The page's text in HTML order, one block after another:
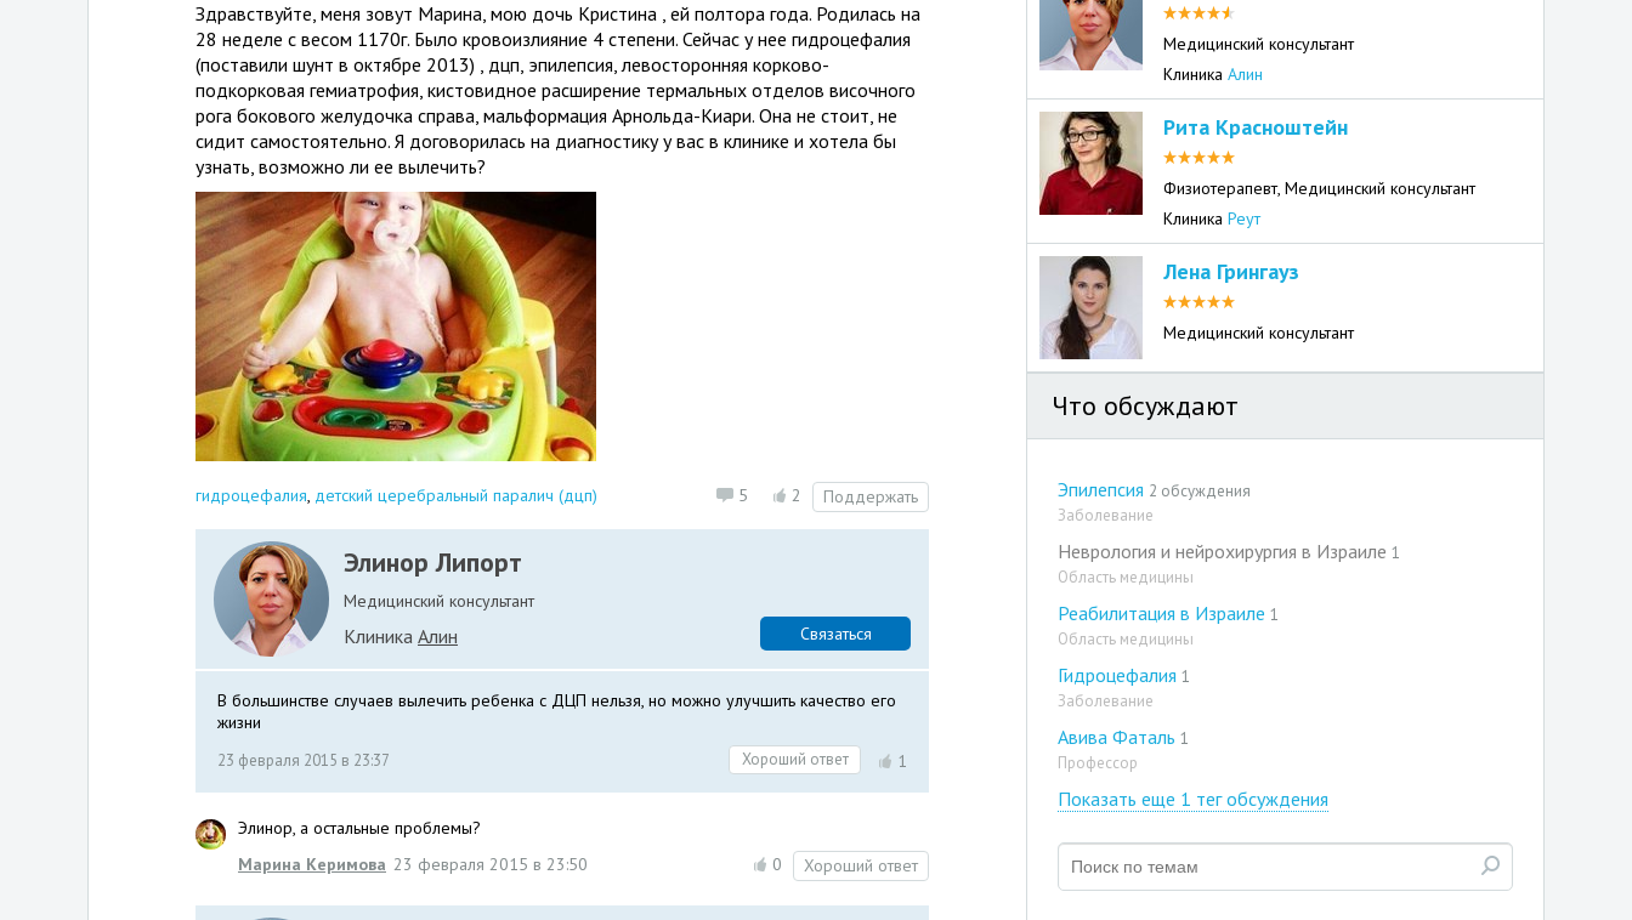
Здравствуйте, меня зовут Марина, мою дочь Кристина , ей полтора года. Родилась на
28 неделе с весом 1170г. Было кровоизлияние 4 степени. Сейчас у нее гидроцефалия
(поставили шунт в октябре 2013) , дцп, эпилепсия, левосторонняя корково-
подкорковая гемиатрофия, кистовидное расширение термальных отделов височного
рога бокового желудочка справа, мальформация Арнольда-Киари. Она не стоит, не
сидит самостоятельно. Я договорилась на диагностику у вас в клинике и хотела бы
узнать, возможно ли ее вылечить?
5 2 Поддержать
гидроцефалия, детский церебральный паралич (дцп)
Элинор Липорт
Медицинский консультант
Клиника Алин Связаться
В большинстве случаев вылечить ребенка с ДЦП нельзя, но можно улучшить качество его
жизни
23 февраля 2015 в 23:37 Хороший ответ 1
Элинор, а остальные проблемы?
0
Хороший ответ
Марина Керимова 23 февраля 2015 в 23:50
Медицинский консультант
Клиника Алин
Рита Красноштейн
Физиотерапевт, Медицинский консультант
Клиника Реут
Лена Грингауз
Медицинский консультант
Что обсуждают
Эпилепсия 2 обсуждения
Заболевание
Неврология и нейрохирургия в Израиле 1
Область медицины
Реабилитация в Израиле 1
Область медицины
Гидроцефалия 1
Заболевание
Авива Фаталь 1
Профессор
Показать еще 1 тег обсуждения